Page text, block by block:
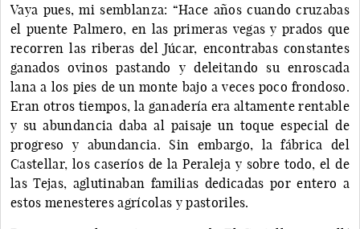
Vaya pues, mi semblanza: “Hace años cuando cruzabas
el puente Palmero, en las primeras vegas y prados que
recorren las riberas del Júcar, encontrabas constantes
ganados ovinos pastando y deleitando su enroscada
lana a los pies de un monte bajo a veces poco frondoso.
Eran otros tiempos, la ganadería era altamente rentable
y su abundancia daba al paisaje un toque especial de
progreso y abundancia. Sin embargo, la fábrica del
Castellar, los caseríos de la Peraleja y sobre todo, el de
las Tejas, aglutinaban familias dedicadas por entero a
estos menesteres agrícolas y pastoriles.